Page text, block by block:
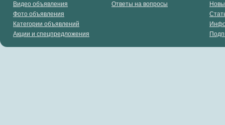
Видео объявления
Фото объявления
Категории объявлений
Акции и спецпредложения
Ответы на вопросы